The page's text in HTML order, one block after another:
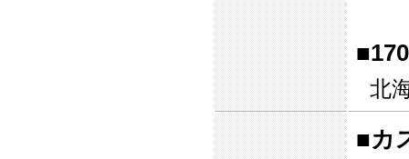
北
■カ